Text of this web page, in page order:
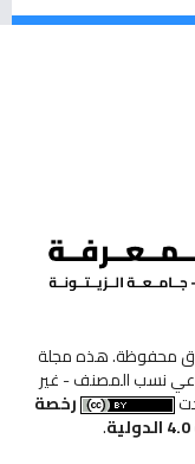
محفوظة. هذه مجلة
نسب المصنف - غير
رخصة
.